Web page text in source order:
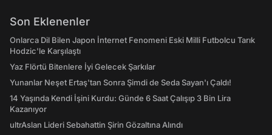
Son Eklenenler
Onlarca Dil Bilen Japon İnternet Fenomeni Eski Milli Futbolcu Tarık
Hodzic'le Karşılaştı
Yaz Flörtü Bitenlere İyi Gelecek Şarkılar
Yunanlar Neşet Ertaş'tan Sonra Şimdi de Seda Sayan'ı Çaldı!
14 Yaşında Kendi İşini Kurdu: Günde 6 Saat Çalışıp 3 Bin Lira
Kazanıyor
ultrAslan Lideri Sebahattin Şirin Gözaltına Alındı